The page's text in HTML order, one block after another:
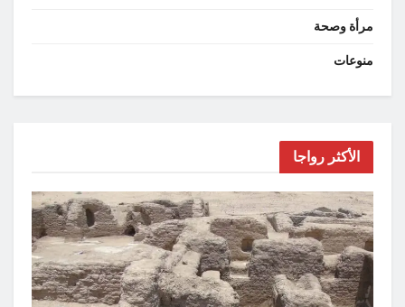
مرأة وصحة
منوعات
الأكثر رواجا